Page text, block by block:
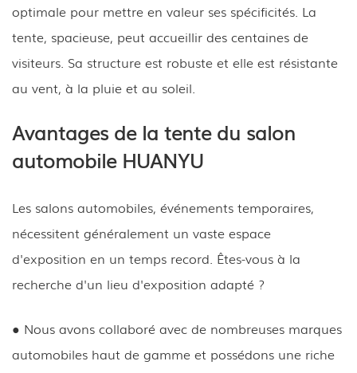
optimale pour mettre en valeur ses spécificités. La
tente, spacieuse, peut accueillir des centaines de
visiteurs. Sa structure est robuste et elle est résistante
au vent, à la pluie et au soleil.
Avantages de la tente du salon
automobile HUANYU
Les salons automobiles, événements temporaires,
nécessitent généralement un vaste espace
d'exposition en un temps record. Êtes-vous à la
recherche d'un lieu d'exposition adapté ?
● Nous avons collaboré avec de nombreuses marques
automobiles haut de gamme et possédons une riche